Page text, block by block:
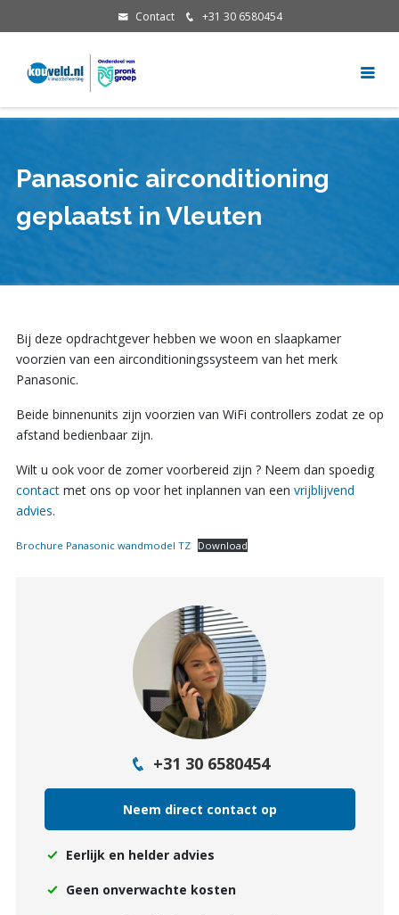
Contact +31 30 6580454
Panasonic airconditioning
geplaatst in Vleuten
Bij deze opdrachtgever hebben we woon en slaapkamer
voorzien van een airconditioningssysteem van het merk
Panasonic.
Beide binnenunits zijn voorzien van WiFi controllers zodat ze op
afstand bedienbaar zijn.
Wilt u ook voor de zomer voorbereid zijn ? Neem dan spoedig
contactmet ons op voor het inplannen van een vrijblijvend
advies.
Brochure Panasonic wandmodel TZ Download
+31 30 6580454
Neem direct contact op
Eerlijk en helder advies
Geen onverwachte kosten